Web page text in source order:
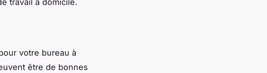
travail à domicile.
votre bureau à
être de bonnes